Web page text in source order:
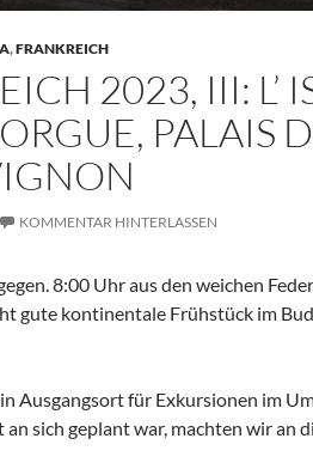
,FRANKREICH
2023, III: L’
PALAIS
KOMMENTAR HINTERLASSEN
8:00 Uhr aus den weichen
gute kontinentale Frühstück im
Ausgangsort für Exkursionen im
sich geplant war, machten wir an